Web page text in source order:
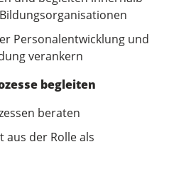
Personalentwicklung und
verankern
begleiten
beraten
aus der Rolle als